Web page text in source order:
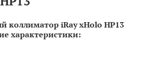
коллиматор iRay xHolo HP13
характеристики: